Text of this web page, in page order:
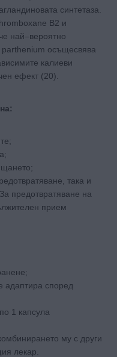
синтетаза.
B2 и
най–вероятно
parthenium осъщесвява
калиеви
ефект (20).
така и
предотвратяване на
прием
адаптира според
1 капсула
му с други
лекар.